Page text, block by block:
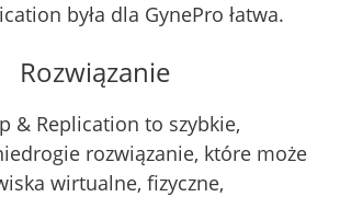
była dla GynePro łatwa.
Rozwiązanie
& Replication to szybkie,
rozwiązanie, które może
wirtualne, fizyczne,